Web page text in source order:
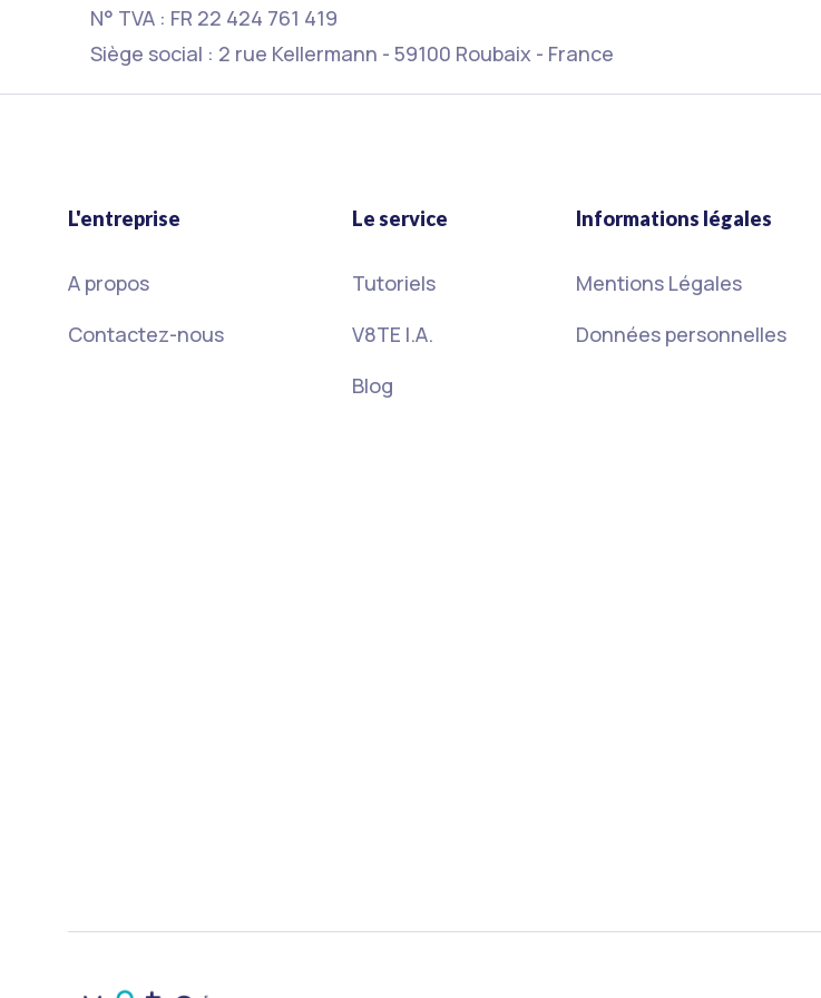
N° TVA : FR 22 424 761 419
Siège social : 2 rue Kellermann - 59100 Roubaix - France
L'entreprise
A propos
Contactez-nous
Le service
Tutoriels
V8TE I.A.
Blog
Informations légales
Mentions Légales
Données personnelles